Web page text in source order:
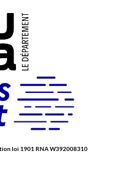
loi 1901 RNA W392008310